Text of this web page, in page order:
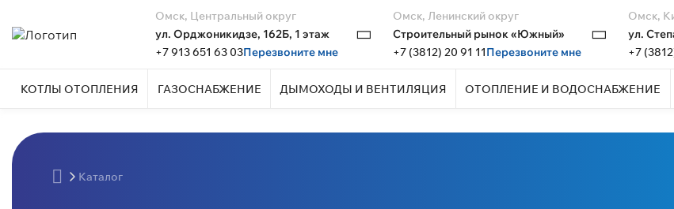
Омск, Центральный округ
ул. Орджоникидзе, 162Б, 1 этаж
+7 913 651 63 03Перезвоните мне
Омск, Ленинский округ
Строительный рынок «Южный»
+7 (3812) 20 91 11Перезвоните мне
Омск,
ул.
+7
КОТЛЫ ОТОПЛЕНИЯ ГАЗОСНАБЖЕНИЕ ДЫМОХОДЫ И ВЕНТИЛЯЦИЯ ОТОПЛЕНИЕ И ВОДОСНАБЖЕНИЕ
Каталог